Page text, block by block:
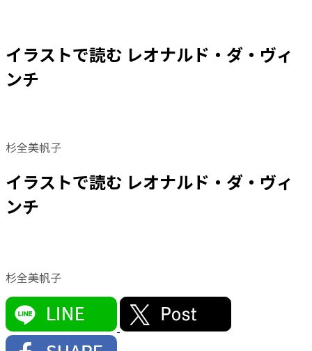
イラストで読む レオナルド・ダ・ヴィ
ンチ
杉全美帆子
イラストで読む レオナルド・ダ・ヴィ
ンチ
杉全美帆子